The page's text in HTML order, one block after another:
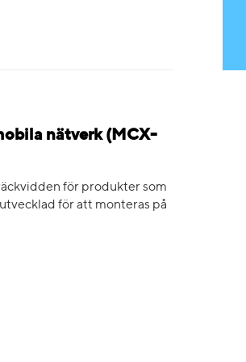
nätverk (MCX-
för produkter som
för att monteras på